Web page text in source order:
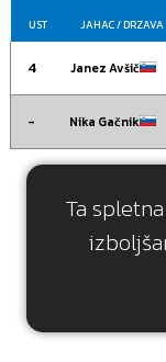
Ta
UST JAHAC/ DRZAVA
4 Janez Avšič
- Nika Gačnik